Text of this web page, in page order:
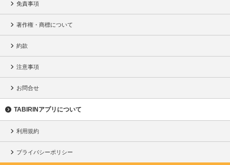
免責事項
著作権・商標について
約款
注意事項
お問合せ
TABIRINアプリについて
利用規約
プライバシーポリシー